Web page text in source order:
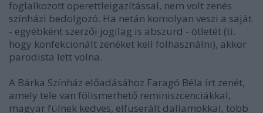
foglalkozott operettleigazítással, nem volt zenés
színházi bedolgozó. Ha netán komolyan veszi a saját
- egyébként szerzői jogilag is abszurd - ötletét (ti.
hogy konfekcionált zenéket kell fölhasználni), akkor
parodista lett volna.
A Bárka Színház előadásához Faragó Béla írt zenét,
amely tele van fölismerhető reminiszcenciákkal,
magyar fülnek kedves, elfuserált dallamokkal, több